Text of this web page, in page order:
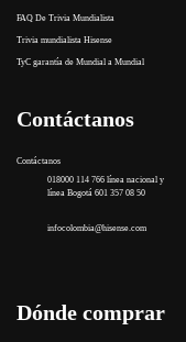
FAQ De Trivia Mundialista
Trivia mundialista Hisense
TyC garantía de Mundial a Mundial
Contáctanos
Contáctanos
018000 114 766 línea nacional y
línea Bogotá 601 357 08 50
infocolombia@hisense.com
Dónde comprar